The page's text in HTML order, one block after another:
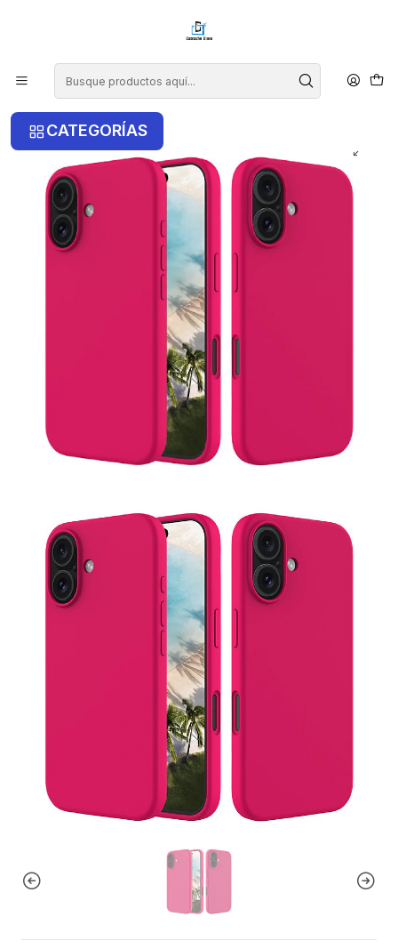
CATEGORÍAS
Inicio iPhone
iPhone 16 Plus
Carcasa De Silicona Para iPhone 16 Plus